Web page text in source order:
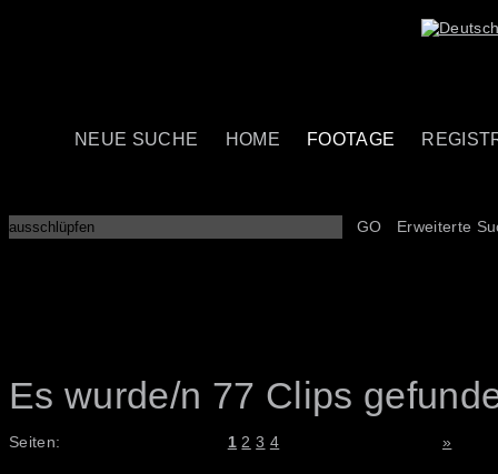
NEUE SUCHE HOME FOOTAGE
GO Erweiterte
Es wurde/n 77 Clips
Seiten: 1 2 3 4 »